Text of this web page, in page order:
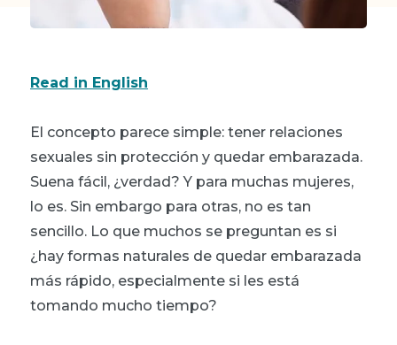
Read in English
El concepto parece simple: tener relaciones
sexuales sin protección y quedar embarazada.
Suena fácil, ¿verdad? Y para muchas mujeres,
lo es. Sin embargo para otras, no es tan
sencillo. Lo que muchos se preguntan es si
¿hay formas naturales de quedar embarazada
más rápido, especialmente si les está
tomando mucho tiempo?